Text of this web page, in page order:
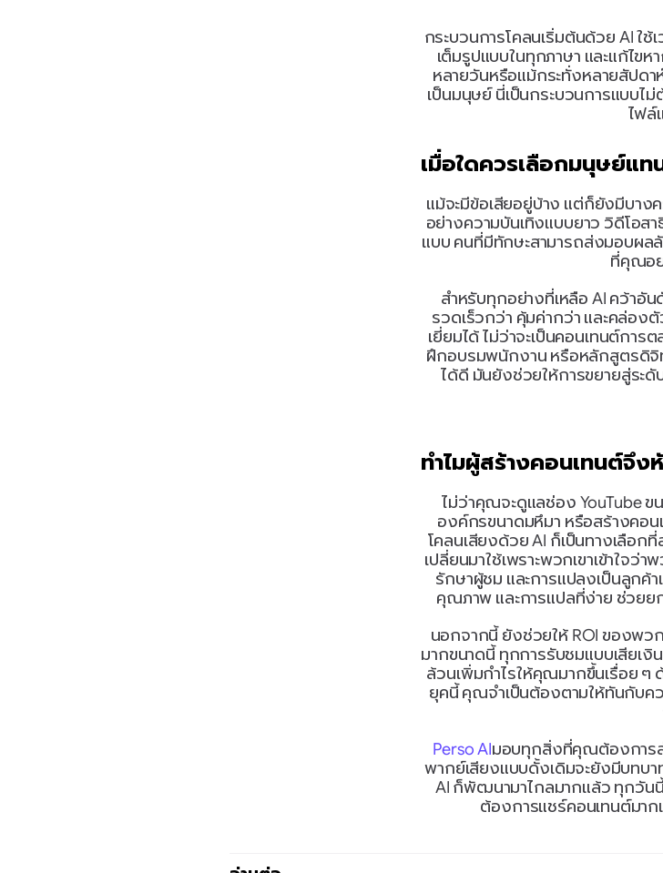
กระบวนการโคลนเริ่มต้นด้วย AI ใ
เต็มรูปแบบในทุกภาษา และแก้ไขห
หลายวันหรือแม้กระทั่งหลายสัปด
เป็นมนุษย์ นี่เป็นกระบวนการแบบ
ไฟล์
เมื่อใดควรเลือกมนุษย์แท
แม้จะมีข้อเสียอยู่บ้าง แต่ก็ยังมีบาง
อย่างความบันเทิงแบบยาว วิดีโอส
แบบ คนที่มีทักษะสามารถส่งมอบผล
ที่คุณอย
สำหรับทุกอย่างที่เหลือ AI คว้าอั
รวดเร็วกว่า คุ้มค่ากว่า และคล่อ
เยี่ยมได้ ไม่ว่าจะเป็นคอนเทนต์กา
ฝึกอบรมพนักงาน หรือหลักสูตรดิจิ
ได้ดี มันยังช่วยให้การขยายสู่ระ
ทำไมผู้สร้างคอนเทนต์จึง
ไม่ว่าคุณจะดูแลช่อง YouTube
องค์กรขนาดมหึมา หรือสร้างคอน
โคลนเสียงด้วย AI ก็เป็นทางเลือก
เปลี่ยนมาใช้เพราะพวกเขาเข้าใจ
รักษาผู้ชม และการแปลงเป็นลูกค้
คุณภาพ และการแปลที่ง่าย ช่วยย
นอกจากนี้ ยังช่วยให้ ROI ของพว
มากขนาดนี้ ทุกการรับชมแบบเสียเ
ล้วนเพิ่มกำไรให้คุณมากขึ้นเรื่อย ๆ
ยุคนี้ คุณจำเป็นต้องตามให้ทันกับคว
Perso AIมอบทุกสิ่งที่คุณต้องการส
พากย์เสียงแบบดั้งเดิมจะยังมีบทบา
AI ก็พัฒนามาไกลมากแล้ว ทุกวัน
ต้องการแชร์คอนเทนต์มาก